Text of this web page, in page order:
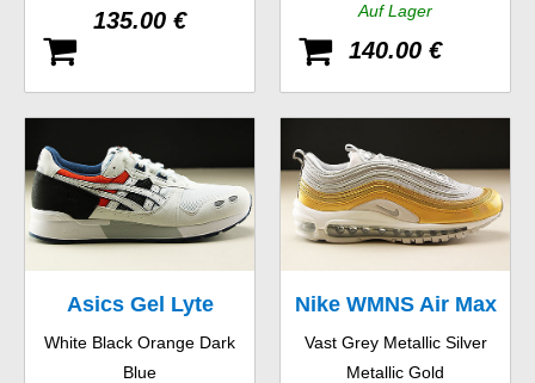
135.00 € Auf Lager
140.00 €
Asics Gel Lyte
White Black Orange Dark
Blue
Nike WMNS Air Max
97 SE
Vast Grey Metallic Silver
Metallic Gold